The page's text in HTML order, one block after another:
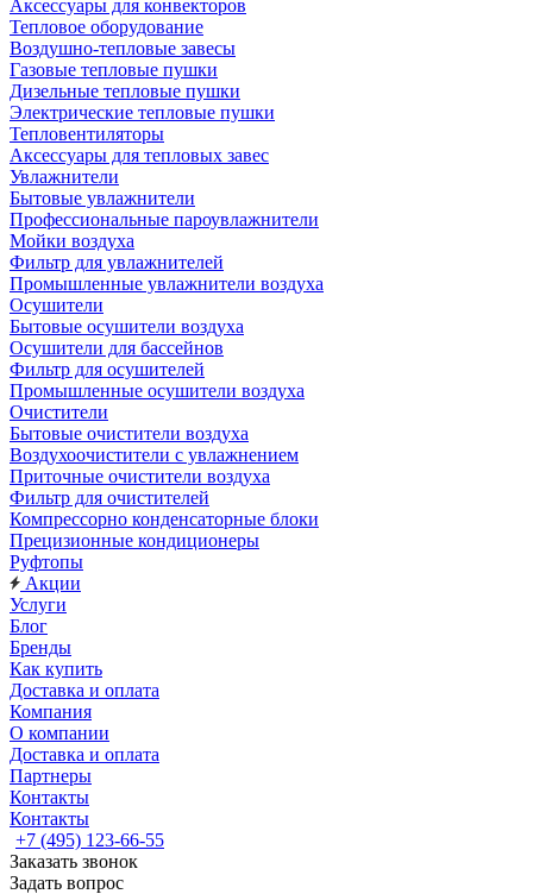
Аксессуары для конвекторов
Тепловое оборудование
Воздушно-тепловые завесы
Газовые тепловые пушки
Дизельные тепловые пушки
Электрические тепловые пушки
Тепловентиляторы
Аксессуары для тепловых завес
Увлажнители
Бытовые увлажнители
Профессиональные пароувлажнители
Мойки воздуха
Фильтр для увлажнителей
Промышленные увлажнители воздуха
Осушители
Бытовые осушители воздуха
Осушители для бассейнов
Фильтр для осушителей
Промышленные осушители воздуха
Очистители
Бытовые очистители воздуха
Воздухоочистители с увлажнением
Приточные очистители воздуха
Фильтр для очистителей
Компрессорно конденсаторные блоки
Прецизионные кондиционеры
Руфтопы
Акции
Услуги
Блог
Бренды
Как купить
Доставка и оплата
Компания
О компании
Доставка и оплата
Партнеры
Контакты
Контакты
+7 (495) 123-66-55
Заказать звонок
Задать вопрос